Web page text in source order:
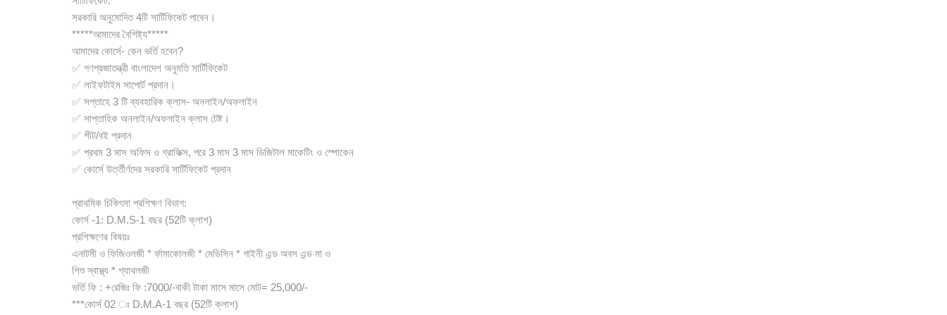
সরকারি অনুমোদিত 4টি সার্টিফিকেট পাবেন।
*****আমাদের বৈশিষ্ট্য*****
আমাদের কোর্সে- কেন ভর্তি হবেন?
✅ গণপ্রজাতন্ত্রী বাংলাদেশ অনুমতি সার্টিফিকেট
✅ লাইফটাইম সাপোর্ট প্রদান।
✅ সপ্তাহে 3 টি ব্যবহারিক ক্লাস- অনলাইন/অফলাইন
✅ সাপ্তাহিক অনলাইন/অফলাইন ক্লাস টেষ্ট।
✅ শীট/বই প্রদান
✅ প্রথম 3 মাস অফিস ও গ্রাফিক্স, পরে 3 মাস 3 মাস ডিজিটাল মাকেটিং ও স্পোকেন
✅ কোর্সে উর্ত্তীর্ণদের সরকারি সার্টিফিকেট প্রদান
প্রাথমিক চিকিৎসা প্রশিক্ষণ বিভাগ:
কোর্স -1: D.M.S-1 বছর (52টি ক্লাশ)
প্রশিক্ষণের বিষয়ঃ
এনাটমী ও ফিজিওলজী * র্ফামাকোলজী * মেডিসিন * গাইনী এন্ড অবস এন্ড মা ও
শিশু স্বাস্থ্য * প্যাথলজী
ভর্তি ফি : +রেজিঃ ফি :7000/-বাকী টাকা মাসে মাসে মোট= 25,000/-
***কোর্স 02 ঃ D.M.A-1 বছর (52টি ক্লাশ)